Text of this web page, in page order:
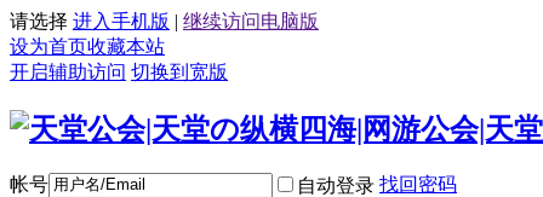
请选择 进入手机版 | 继续访问电脑版
设为首页收藏本站
开启辅助访问 切换到宽版
帐号 自动登录 找回密码